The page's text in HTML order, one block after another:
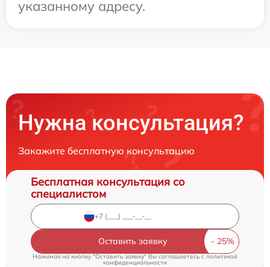
указанному адресу.
Нужна консультация?
Закажите бесплатную консультацию
Бесплатная консультация со
специалистом
Оставить заявку
Нажимая на кнопку "Оставить заявку" Вы соглашаетесь cполитикой
конфиденциальности